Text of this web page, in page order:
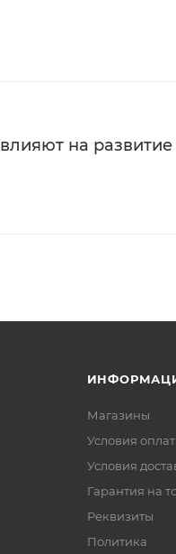
на
Магазины
Условия
Условия
Гарантия на
Реквизиты
Политика